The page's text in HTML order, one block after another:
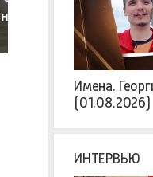
ждал: как
Имена.
(01.08.2026)
ИНТЕРВЬЮ